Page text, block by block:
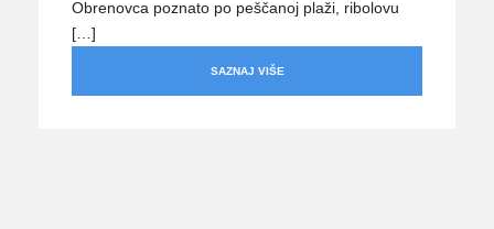
Obrenovca poznato po peščanoj plaži, ribolovu
[…]
SAZNAJ VIŠE